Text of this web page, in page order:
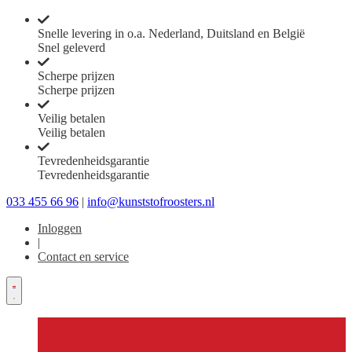
Snelle levering in o.a. Nederland, Duitsland en België
Snel geleverd
Scherpe prijzen
Scherpe prijzen
Veilig betalen
Veilig betalen
Tevredenheidsgarantie
Tevredenheidsgarantie
033 455 66 96 | info@kunststofroosters.nl
Inloggen
|
Contact en service